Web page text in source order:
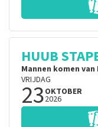
HUUB
Mannen komen
VRIJDAG
23OKTOBER
2026